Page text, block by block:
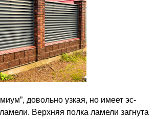
довольно узкая, но имеет эс-
Верхняя полка ламели загнута